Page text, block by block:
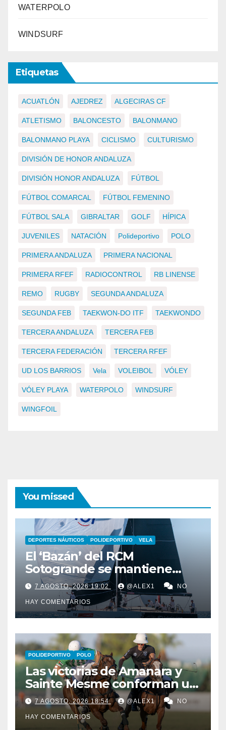
WATERPOLO
WINDSURF
Etiquetas
ACUATLÓN AJEDREZ ALGECIRAS CF
ATLETISMO BALONCESTO BALONMANO
BALONMANO PLAYA CICLISMO CULTURISMO
DIVISIÓN DE HONOR ANDALUZA
DIVISIÓN HONOR ANDALUZA FÚTBOL
FÚTBOL COMARCAL FÚTBOL FEMENINO
FÚTBOL SALA GIBRALTAR GOLF HÍPICA
JUVENILES NATACIÓN Polideportivo POLO
PRIMERA ANDALUZA PRIMERA NACIONAL
PRIMERA RFEF RADIOCONTROL RB LINENSE
REMO RUGBY SEGUNDA ANDALUZA
SEGUNDA FEB TAEKWON-DO ITF TAEKWONDO
TERCERA ANDALUZA TERCERA FEB
TERCERA FEDERACIÓN TERCERA RFEF
UD LOS BARRIOS Vela VOLEIBOL VÓLEY
VÓLEY PLAYA WATERPOLO WINDSURF
WINGFOIL
You missed
DEPORTES NÁUTICOS POLIDEPORTIVO VELA
El ‘Bazán’ del RCM
Sotogrande se mantiene
duodécimo a falta de una
jornada en la 44ª Copa del
Rey Mapfre
7 AGOSTO, 2026 19:02 @ALEX1 NO
HAY COMENTARIOS
POLIDEPORTIVO POLO
Las victorias de Amanara y
Sainte Mesme conforman un
domingo de ‘infarto’ por las
semifinales del alto hándicap
7 AGOSTO, 2026 18:54 @ALEX1 NO
HAY COMENTARIOS